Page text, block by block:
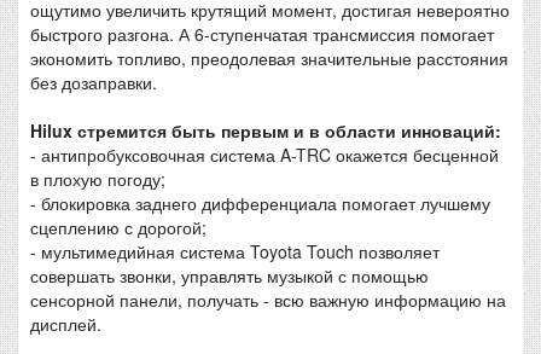
ощутимо увеличить крутящий момент, достигая невероятно
быстрого разгона. А 6-ступенчатая трансмиссия помогает
экономить топливо, преодолевая значительные расстояния
без дозаправки.
Hilux стремится быть первым и в области инноваций:
- антипробуксовочная система A-TRC окажется бесценной
в плохую погоду;
- блокировка заднего дифференциала помогает лучшему
сцеплению с дорогой;
- мультимедийная система Toyota Touch позволяет
совершать звонки, управлять музыкой с помощью
сенсорной панели, получать - всю важную информацию на
дисплей.